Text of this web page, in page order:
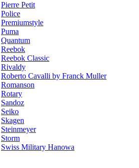
Pierre Petit
Police
Premiumstyle
Puma
Quantum
Reebok
Reebok Classic
Rivaldy
Roberto Cavalli by Franck Muller
Romanson
Rotary
Sandoz
Seiko
Skagen
Steinmeyer
Storm
Swiss Military Hanowa